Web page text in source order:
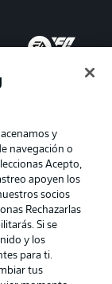
de privacidad
de uso
y
navegación o
Acepto,
apoyen los
socios
Rechazarlas
Si se
y los
para ti.
tus